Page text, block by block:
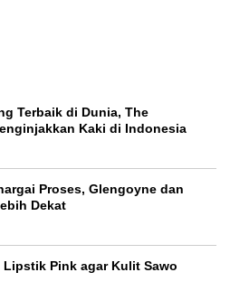
Terbaik di Dunia, The
Kaki di Indonesia
Proses, Glengoyne dan
Dekat
Pink agar Kulit Sawo